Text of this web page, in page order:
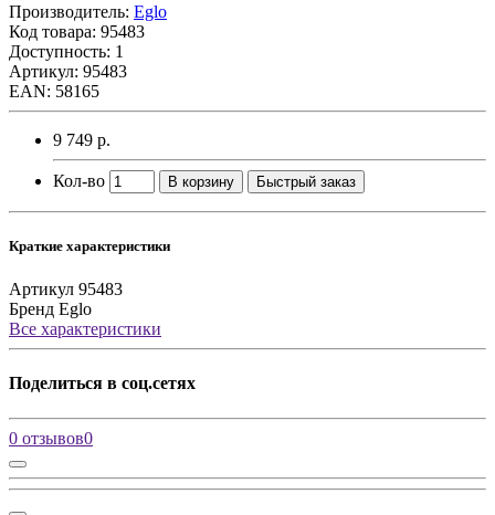
Производитель: Eglo
Код товара: 95483
Доступность: 1
Артикул: 95483
EAN: 58165
9 749 р.
Кол-во В корзину Быстрый заказ
Краткие характеристики
Артикул 95483
Бренд Eglo
Все характеристики
Поделиться в соц.сетях
0 отзывов0